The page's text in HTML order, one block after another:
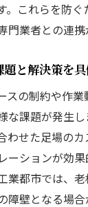
。これらを防ぐ
業者との連携
と解決策を
スの制約や作
な課題が発生
せた足場のカ
ーションが効
業都市では、
壁となる場合